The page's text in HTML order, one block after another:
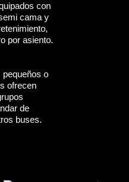
con
cama y
por asiento.
o
ofrecen
de
buses.